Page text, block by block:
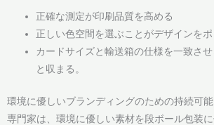
正確な測定が印刷品質を高める
正しい色空間を選ぶことがデザインを
カードサイズと輸送箱の仕様を一致さ
と収まる。
環境に優しいブランディングのための持続可
専門家は、環境に優しい素材を段ボール包装